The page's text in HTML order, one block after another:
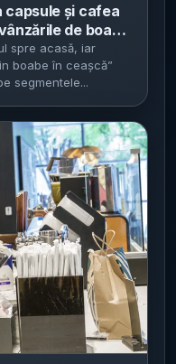
capsule și cafea
de boabe
cresc
spre acasă, iar
boabe în ceașcă”
segmentele...